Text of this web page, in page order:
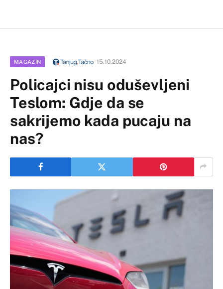
MAGAZIN 15.10.2024
Policajci nisu oduševljeni
Teslom: Gdje da se
sakrijemo kada pucaju na
nas?